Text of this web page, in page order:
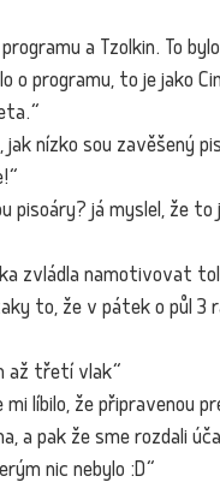
a Tzolkin. To
o programu, to je jako
jak nízko sou zavěšený
pisoáry? já myslel, že to
zvládla namotivovat
to, že v pátek o půl 3
až třetí vlak“
líbilo, že připravenou
a pak že sme rozdali
nic nebylo :D“